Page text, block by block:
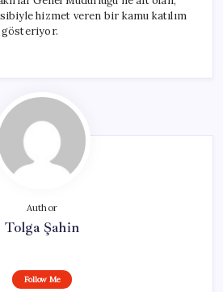
hizmet veren bir kamu katılım
gösteriyor.
Author
Tolga Şahin
Follow Me